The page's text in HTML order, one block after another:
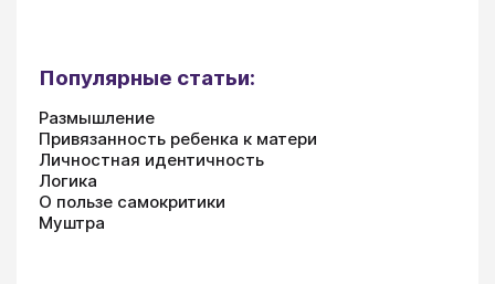
Популярные статьи:
Размышление
Привязанность ребенка к матери
Личностная идентичность
Логика
О пользе самокритики
Муштра